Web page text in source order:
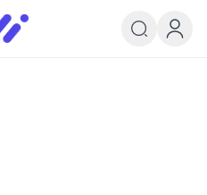
xabarlari va